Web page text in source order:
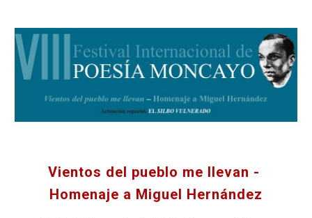
Vientos del pueblo me llevan -
Homenaje a Miguel Hernández